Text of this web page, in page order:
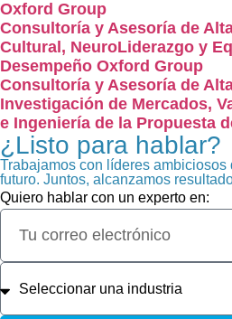
Oxford Group
Consultoría y Asesoría de
Cultural, NeuroLiderazgo y
Desempeño Oxford Group
Consultoría y Asesoría de
Investigación de Mercados,
e Ingeniería de la Propuesta
¿Listo para hablar?
Trabajamos con líderes ambiciosos
futuro. Juntos, alcanzamos
Quiero hablar con un experto en: